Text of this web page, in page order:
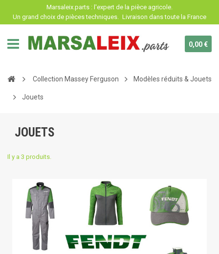
Marsaleix.parts : l'expert de la pièce agricole.
Un grand choix de pièces techniques. Livraison dans toute la France
0,00 €
Collection Massey Ferguson Modèles réduits & Jouets
Jouets
JOUETS
Il y a 3 produits.
Panneau de gestion des cookies